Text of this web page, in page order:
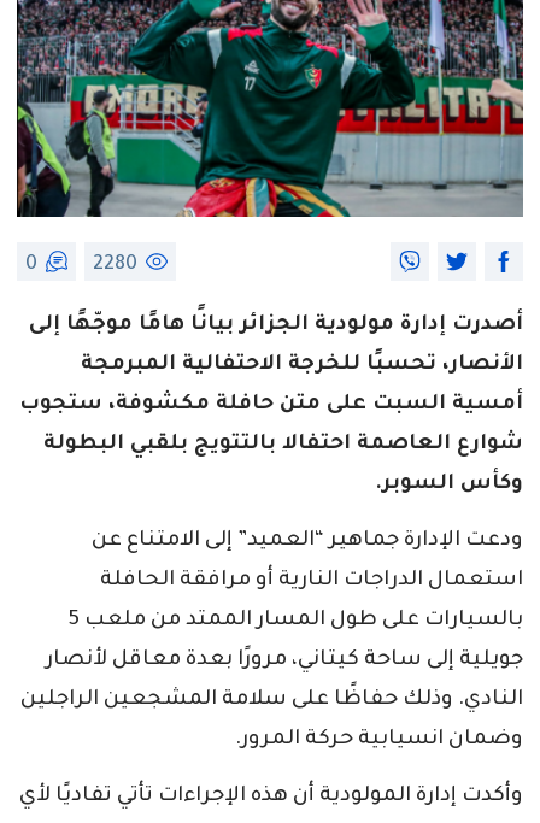
2280
0
أصدرت إدارة مولودية الجزائر بيانًا هامًا موجّهًا إلى
الأنصار، تحسبًا للخرجة الاحتفالية المبرمجة
أمسية السبت على متن حافلة مكشوفة، ستجوب
شوارع العاصمة احتفالا بالتتويج بلقبي البطولة
وكأس السوبر.
ودعت الإدارة جماهير “العميد” إلى الامتناع عن
استعمال الدراجات النارية أو مرافقة الحافلة
بالسيارات على طول المسار الممتد من ملعب 5
جويلية إلى ساحة كيتاني، مرورًا بعدة معاقل لأنصار
النادي. وذلك حفاظًا على سلامة المشجعين الراجلين
وضمان انسيابية حركة المرور.
وأكدت إدارة المولودية أن هذه الإجراءات تأتي تفاديًا لأي